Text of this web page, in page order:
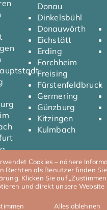
Donau
Dinkelsbühl
Donauwörth
Eichstätt
Erding
Forchheim
Freising
Fürstenfeldbruck
Germering
Günzburg
Kitzingen
Kulmbach
IImpressumI
Cookies – nähere
Rechten als Benutzer finden
Klicken Sie auf
und direkt unsere Website
Alles ablehnen